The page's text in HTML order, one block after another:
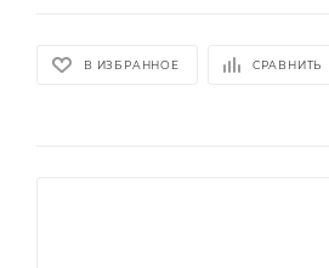
В ИЗБРАННОЕ СРАВНИТЬ